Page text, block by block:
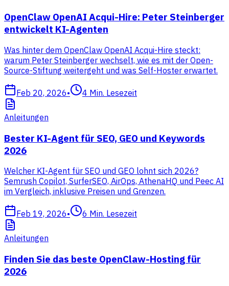
OpenClaw OpenAI Acqui-Hire: Peter Steinberger
entwickelt KI-Agenten
Was hinter dem OpenClaw OpenAI Acqui-Hire steckt:
warum Peter Steinberger wechselt, wie es mit der Open-
Source-Stiftung weitergeht und was Self-Hoster erwartet.
Feb 20, 2026• 4 Min. Lesezeit
Anleitungen
Bester KI-Agent für SEO, GEO und Keywords
2026
Welcher KI-Agent für SEO und GEO lohnt sich 2026?
Semrush Copilot, SurferSEO, AirOps, AthenaHQ und Peec AI
im Vergleich, inklusive Preisen und Grenzen.
Feb 19, 2026• 6 Min. Lesezeit
Anleitungen
Finden Sie das beste OpenClaw-Hosting für
2026